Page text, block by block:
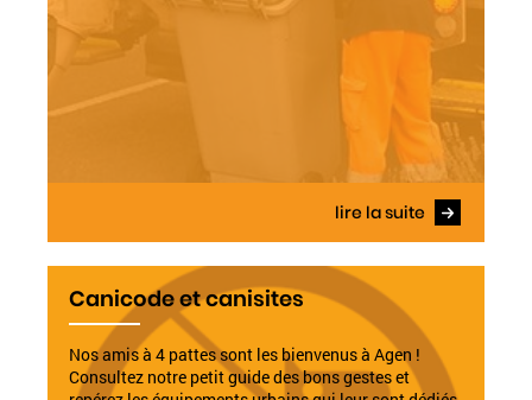
lire la suite
Canicode et canisites
Nos amis à 4 pattes sont les bienvenus à Agen !
Consultez notre petit guide des bons gestes et